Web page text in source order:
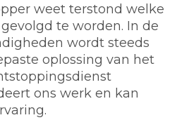
weet terstond welke
te worden. In de
wordt steeds
oplossing van het
ons werk en kan